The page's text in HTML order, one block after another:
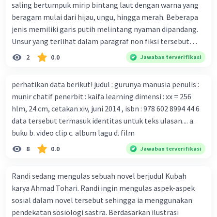
Virus dari Institut Peter Doherty untuk Infeksi dan
kekebalan, Melbourne, Julian Druce, menyatakan mereka
mengembangkan virus Corona versi laboratorium dari
tubuh pasien yang terinfeksi untuk uji coba. Tanggapan
yang sesuai dengan berita tersebut adalah ... A.
serangan virus Corona dengan menemukan vaksin virus
tersebut. B. Para ilmuan perlu segera mempelajari virus
corona yang menjadi masalah besar bagi kesehatan dunia
karena persebarannya sangat cepat. C. Masyarakat perlu
mawas diri dan menjaga kesehatan dalam menghadapi
serangan virus corona yang mulai menyebar di Indonesia,
D. Virus corona menjadi masalah besar bagi kesehatan
saling bertumpuk mirip bintang laut dengan warna yang
beragam mulai dari hijau, ungu, hingga merah. Beberapa
jenis memiliki garis putih melintang nyaman dipandang.
Unsur yang terlihat dalam paragraf non fiksi tersebut
adalah... A. cara menyajikan isi buku B. bahasa yang
digunakan C. tokoh dan penokohan D. penyajian alur cerita
2 0.0 Jawaban terverifikasi
perhatikan data berikut! judul : gurunya manusia penulis :
munir chatif penerbit : kaifa learning dimensi : xx = 256
hlm, 24 cm, cetakan xiv, juni 2014 , isbn : 978 602 8994 44 6
data tersebut termasuk identitas untuk teks ulasan.... a.
buku b. video clip c. album lagu d. film
8 0.0 Jawaban terverifikasi
Randi sedang mengulas sebuah novel berjudul Kubah
karya Ahmad Tohari. Randi ingin mengulas aspek-aspek
sosial dalam novel tersebut sehingga ia menggunakan
pendekatan sosiologi sastra. Berdasarkan ilustrasi